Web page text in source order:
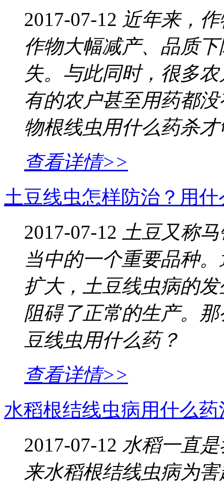
2017-07-12 近年来，
作物大幅减产、品质
失。与此同时，很多
有的农户甚至用药都
物根线虫用什么药杀
查看详情>>
土豆线虫怎样防治？用
2017-07-12 土豆又称
当中的一个重要品种
扩大，土豆线虫病的
阻碍了正常的生产。
豆线虫用什么药？
查看详情>>
水稻根结线虫病用什么药
2017-07-12 水稻一直
来水稻根结线虫病为